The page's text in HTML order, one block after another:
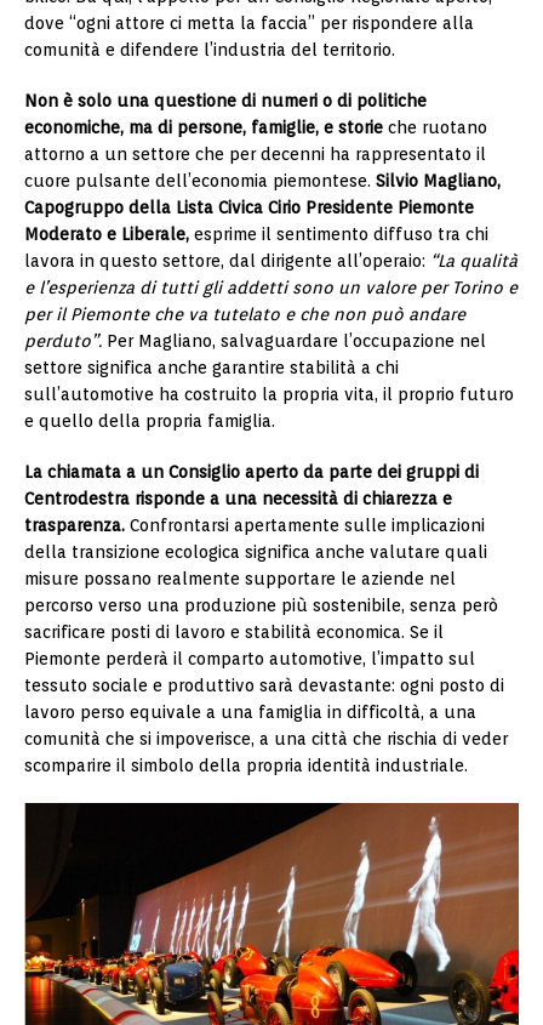
dove “ogni attore ci metta la faccia” per rispondere alla
comunità e difendere l’industria del territorio.
Non è solo una questione di numeri o di politiche
economiche, ma di persone, famiglie, e storie che ruotano
attorno a un settore che per decenni ha rappresentato il
cuore pulsante dell’economia piemontese. Silvio Magliano,
Capogruppo della Lista Civica Cirio Presidente Piemonte
Moderato e Liberale, esprime il sentimento diffuso tra chi
lavora in questo settore, dal dirigente all’operaio: “La qualità
e l’esperienza di tutti gli addetti sono un valore per Torino e
per il Piemonte che va tutelato e che non può andare
perduto”. Per Magliano, salvaguardare l’occupazione nel
settore significa anche garantire stabilità a chi
sull’automotive ha costruito la propria vita, il proprio futuro
e quello della propria famiglia.
La chiamata a un Consiglio aperto da parte dei gruppi di
Centrodestra risponde a una necessità di chiarezza e
trasparenza. Confrontarsi apertamente sulle implicazioni
della transizione ecologica significa anche valutare quali
misure possano realmente supportare le aziende nel
percorso verso una produzione più sostenibile, senza però
sacrificare posti di lavoro e stabilità economica. Se il
Piemonte perderà il comparto automotive, l’impatto sul
tessuto sociale e produttivo sarà devastante: ogni posto di
lavoro perso equivale a una famiglia in difficoltà, a una
comunità che si impoverisce, a una città che rischia di veder
scomparire il simbolo della propria identità industriale.